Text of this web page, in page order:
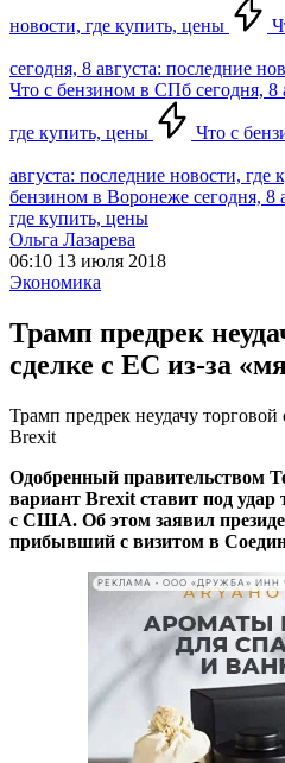
новости, где купить, цены
сегодня, 8 августа: последние
Что с бензином в СПб сегодня, 8
где купить, цены Что с
августа: последние новости, где
бензином в Воронеже сегодня, 8
где купить, цены
Ольга Лазарева
06:10 13 июля 2018
Экономика
Трамп предрек
сделке с ЕС из-за
Трамп предрек неудачу торговой
Brexit
Одобренный правительством
вариант Brexit ставит под удар
с США. Об этом заявил
прибывший с визитом в
РЕКЛАМА • ООО «ДРУЖБА» ИНН